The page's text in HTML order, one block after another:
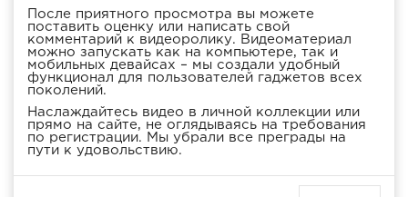
После приятного просмотра вы можете
поставить оценку или написать свой
комментарий к видеоролику. Видеоматериал
можно запускать как на компьютере, так и
мобильных девайсах – мы создали удобный
функционал для пользователей гаджетов всех
поколений.
Наслаждайтесь видео в личной коллекции или
прямо на сайте, не оглядываясь на требования
по регистрации. Мы убрали все преграды на
пути к удовольствию.